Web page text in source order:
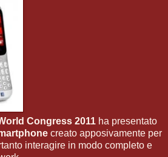
Congress 2011 ha presentato
creato apposivamente per
interagire in modo completo e